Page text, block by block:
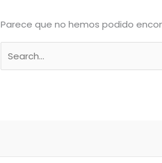
Parece que no hemos podido